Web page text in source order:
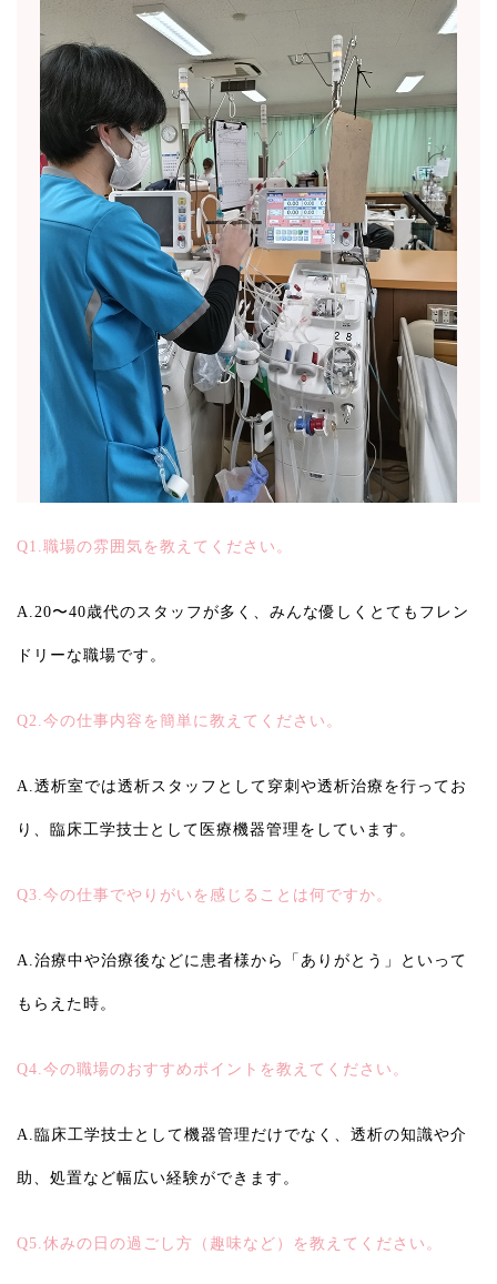
Q1.職場の雰囲気を教えてください。
A.20〜40歳代のスタッフが多く、みんな優しくとてもフレン
ドリーな職場です。
Q2.今の仕事内容を簡単に教えてください。
A.透析室では透析スタッフとして穿刺や透析治療を行ってお
り、臨床工学技士として医療機器管理をしています。
Q3.今の仕事でやりがいを感じることは何ですか。
A.治療中や治療後などに患者様から「ありがとう」といって
もらえた時。
Q4.今の職場のおすすめポイントを教えてください。
A.臨床工学技士として機器管理だけでなく、透析の知識や介
助、処置など幅広い経験ができます。
Q5.休みの日の過ごし方（趣味など）を教えてください。